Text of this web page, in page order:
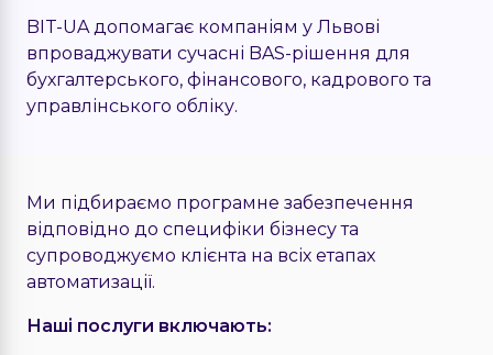
BIT-UA допомагає компаніям у Львові
впроваджувати сучасні BAS-рішення для
бухгалтерського, фінансового, кадрового та
управлінського обліку.
Ми підбираємо програмне забезпечення
відповідно до специфіки бізнесу та
супроводжуємо клієнта на всіх етапах
автоматизації.
Наші послуги включають: